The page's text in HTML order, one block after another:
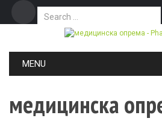
Search for:
MENU
медицинска